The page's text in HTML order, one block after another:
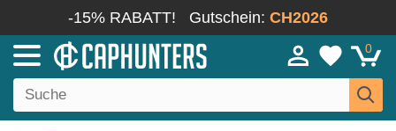
-15% RABATT! Gutschein: CH2026
0